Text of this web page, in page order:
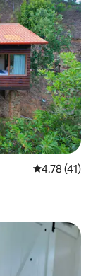
Calificación
4.78 (41)